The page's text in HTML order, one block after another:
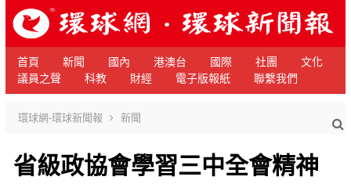
首頁 新聞 國內 港澳台 國際 社團
文化
議員之聲
科教 財經 電子版報紙 聯繫我們
環球網-環球新聞報 新聞
省級政協會學習三中全會精神